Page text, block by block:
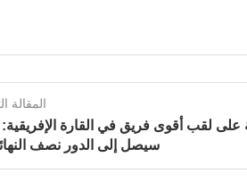
المقالة
على لقب أقوى فريق في القارة
سيصل إلى الدور نصف